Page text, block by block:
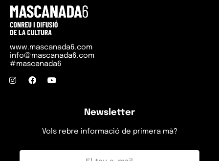
www.mascanada6.com
info@mascanada6.com
#mascanada6
Newsletter
Vols rebre informació de primera mà?